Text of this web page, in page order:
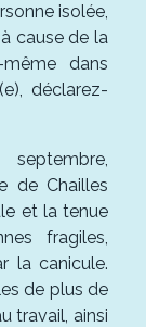
isolée,
cause de la
dans
déclarez-
de Chailles
et la tenue
fragiles,
la canicule.
de plus de
travail, ainsi